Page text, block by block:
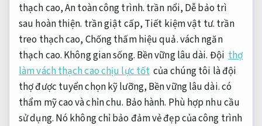
thạch cao,An toàn công trình. trần nổi, Dễ bảo trì
sau hoàn thiện. trần giật cấp, Tiết kiệm vật tư. trần
treo thạch cao, Chống thấm hiệu quả.vách ngăn
thạch cao. Không gian sống. Bền vững lâu dài. Đội thợ
làm vách thạch cao chịu lực tốt của chúng tôi là đội
thợ được tuyển chọn kỹ lưỡng, Bền vững lâu dài.có
thẩm mỹ cao và chỉn chu. Bảo hành. Phù hợp nhu cầu
sử dụng. Nó không chỉ bảo đảm vẻ đẹp của công trình